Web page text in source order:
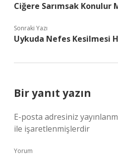
Ciğere Sarımsak Konulur
Sonraki Yazı
Uykuda Nefes Kesilmesi
Bir yanıt yazın
E-posta adresiniz
ile işaretlenmişlerdir
Yorum